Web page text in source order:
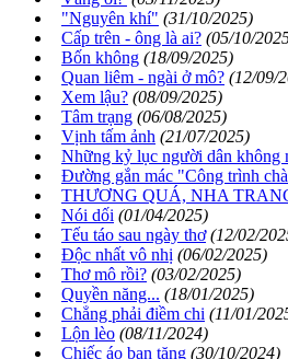
"Nguyên khí" (31/10/2025)
Cấp trên - ông là ai? (05/10/
Bốn không (18/09/2025)
Quan liêm - ngài ở mô? (12/09/
Xem lậu? (08/09/2025)
Tâm trạng (06/08/2025)
Vịnh tấm ảnh (21/07/2025)
Những kỷ lục người dân không
Đường gắn mác "Công trình
THƯƠNG QUÁ, NHA
Nói dối (01/04/2025)
Tếu táo sau ngày thơ (12/02/
Độc nhất vô nhị (06/02/2025)
Thơ mô rồi? (03/02/2025)
Quyền năng... (18/01/2025)
Chẳng phải điềm chi (11/01/
Lộn lèo (08/11/2024)
Chiếc áo bạn tặng (30/10/2024)